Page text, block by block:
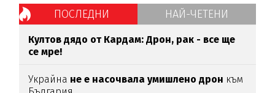
ПОСЛЕДНИ НАЙ-ЧЕТЕНИ
Култов дядо от Кардам: Дрон, рак - все ще
се мре!
Украйна не е насочвала умишлено дрон към